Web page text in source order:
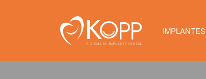
Kopp -
IMPLANTES